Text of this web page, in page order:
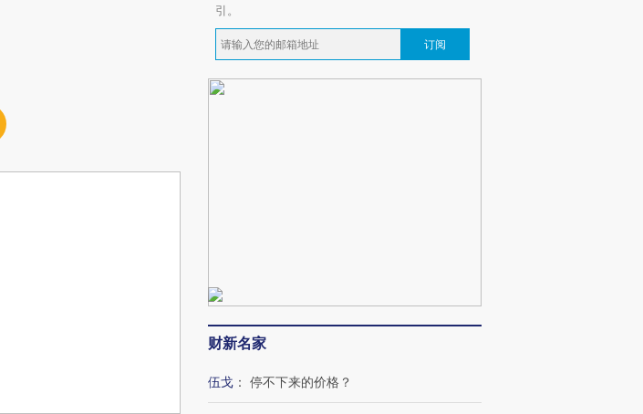
引。
订阅
财新名家
伍戈 ： 停不下来的价格？